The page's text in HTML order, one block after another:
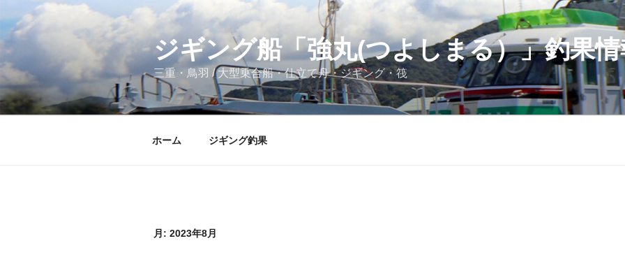
ン
テ
ン
ツ
へ
ス
ジギング船「強丸(つよしまる）」釣果
三重・鳥羽 / 大型乗合船・仕立て舟・ジギング・筏
ホーム ジギング釣果
月: 2023年8月